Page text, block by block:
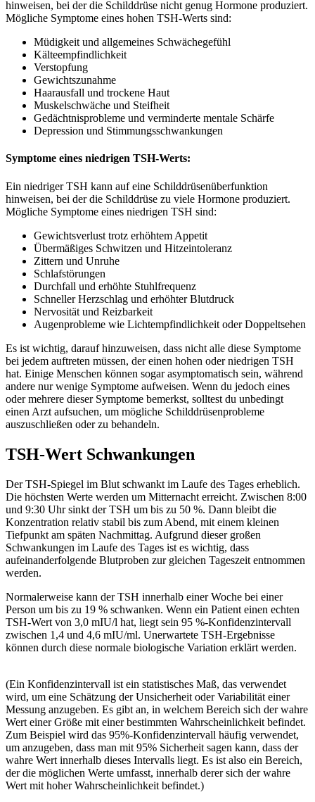
hinweisen, bei der die Schilddrüse nicht genug Hormone produziert.
Mögliche Symptome eines hohen TSH-Werts sind:
Müdigkeit und allgemeines Schwächegefühl
Kälteempfindlichkeit
Verstopfung
Gewichtszunahme
Haarausfall und trockene Haut
Muskelschwäche und Steifheit
Gedächtnisprobleme und verminderte mentale Schärfe
Depression und Stimmungsschwankungen
Symptome eines niedrigen TSH-Werts:
Ein niedriger TSH kann auf eine Schilddrüsenüberfunktion
hinweisen, bei der die Schilddrüse zu viele Hormone produziert.
Mögliche Symptome eines niedrigen TSH sind:
Gewichtsverlust trotz erhöhtem Appetit
Übermäßiges Schwitzen und Hitzeintoleranz
Zittern und Unruhe
Schlafstörungen
Durchfall und erhöhte Stuhlfrequenz
Schneller Herzschlag und erhöhter Blutdruck
Nervosität und Reizbarkeit
Augenprobleme wie Lichtempfindlichkeit oder Doppeltsehen
Es ist wichtig, darauf hinzuweisen, dass nicht alle diese Symptome
bei jedem auftreten müssen, der einen hohen oder niedrigen TSH
hat. Einige Menschen können sogar asymptomatisch sein, während
andere nur wenige Symptome aufweisen. Wenn du jedoch eines
oder mehrere dieser Symptome bemerkst, solltest du unbedingt
einen Arzt aufsuchen, um mögliche Schilddrüsenprobleme
auszuschließen oder zu behandeln.
TSH-Wert Schwankungen
Der TSH-Spiegel im Blut schwankt im Laufe des Tages erheblich.
Die höchsten Werte werden um Mitternacht erreicht. Zwischen 8:00
und 9:30 Uhr sinkt der TSH um bis zu 50 %. Dann bleibt die
Konzentration relativ stabil bis zum Abend, mit einem kleinen
Tiefpunkt am späten Nachmittag. Aufgrund dieser großen
Schwankungen im Laufe des Tages ist es wichtig, dass
aufeinanderfolgende Blutproben zur gleichen Tageszeit entnommen
werden.
Normalerweise kann der TSH innerhalb einer Woche bei einer
Person um bis zu 19 % schwanken. Wenn ein Patient einen echten
TSH-Wert von 3,0 mIU/l hat, liegt sein 95 %-Konfidenzintervall
zwischen 1,4 und 4,6 mIU/ml. Unerwartete TSH-Ergebnisse
können durch diese normale biologische Variation erklärt werden.
(Ein Konfidenzintervall ist ein statistisches Maß, das verwendet
wird, um eine Schätzung der Unsicherheit oder Variabilität einer
Messung anzugeben. Es gibt an, in welchem Bereich sich der wahre
Wert einer Größe mit einer bestimmten Wahrscheinlichkeit befindet.
Zum Beispiel wird das 95%-Konfidenzintervall häufig verwendet,
um anzugeben, dass man mit 95% Sicherheit sagen kann, dass der
wahre Wert innerhalb dieses Intervalls liegt. Es ist also ein Bereich,
der die möglichen Werte umfasst, innerhalb derer sich der wahre
Wert mit hoher Wahrscheinlichkeit befindet.)